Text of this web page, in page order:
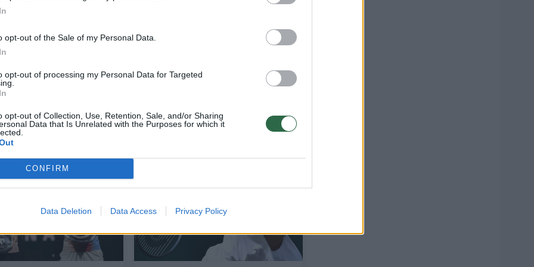
opt-out of the Sale of my Personal Data.
opt-out of processing my Personal Data for Targeted
opt-out of Collection, Use, Retention, Sale, and/or Sharing
Data that Is Unrelated with the Purposes for which it
CONFIRM
Data Deletion Data Access Privacy Policy
Teniso šventė Vilniuje: paskutinį R. Berankio
Sportas 2026-03-06
1 4